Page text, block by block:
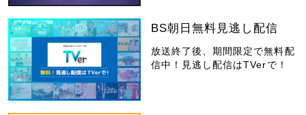
BS朝日無料見逃し配信
放送終了後、期間限定で無料配
信中！見逃し配信はTVerで！